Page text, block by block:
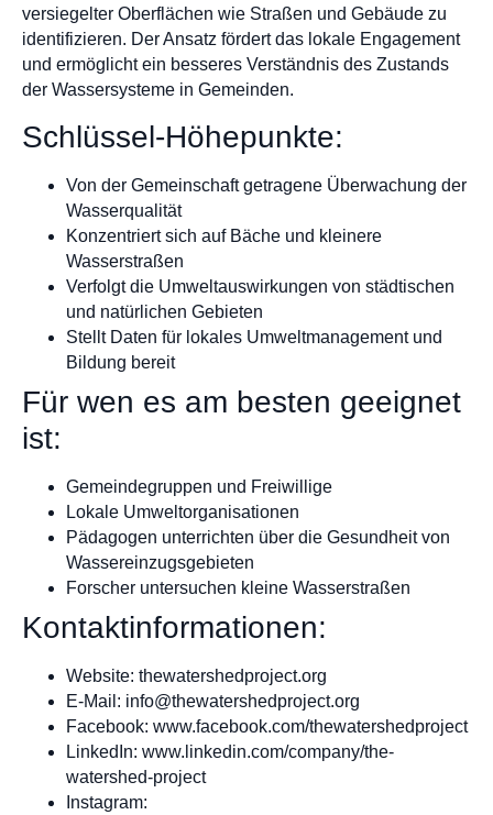
versiegelter Oberflächen wie Straßen und Gebäude zu
identifizieren. Der Ansatz fördert das lokale Engagement
und ermöglicht ein besseres Verständnis des Zustands
der Wassersysteme in Gemeinden.
Schlüssel-Höhepunkte:
Von der Gemeinschaft getragene Überwachung der
Wasserqualität
Konzentriert sich auf Bäche und kleinere
Wasserstraßen
Verfolgt die Umweltauswirkungen von städtischen
und natürlichen Gebieten
Stellt Daten für lokales Umweltmanagement und
Bildung bereit
Für wen es am besten geeignet
ist:
Gemeindegruppen und Freiwillige
Lokale Umweltorganisationen
Pädagogen unterrichten über die Gesundheit von
Wassereinzugsgebieten
Forscher untersuchen kleine Wasserstraßen
Kontaktinformationen:
Website: thewatershedproject.org
E-Mail: info@thewatershedproject.org
Facebook: www.facebook.com/thewatershedproject
LinkedIn: www.linkedin.com/company/the-
watershed-project
Instagram: